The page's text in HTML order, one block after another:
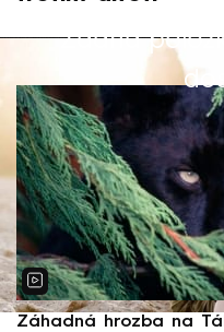
Žádná
Výběr redakce
Záhadná hrozba na